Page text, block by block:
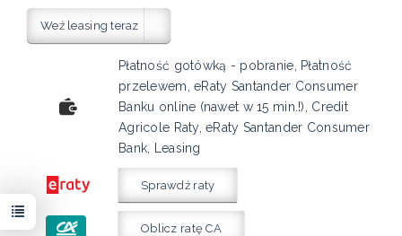
Weź leasing teraz
Płatność gotówką - pobranie, Płatność
przelewem, eRaty Santander Consumer
Banku online (nawet w 15 min.!), Credit
Agricole Raty, eRaty Santander Consumer
Bank, Leasing
Sprawdź raty
Oblicz ratę CA